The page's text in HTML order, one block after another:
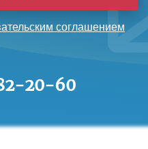
соглашением
20-60